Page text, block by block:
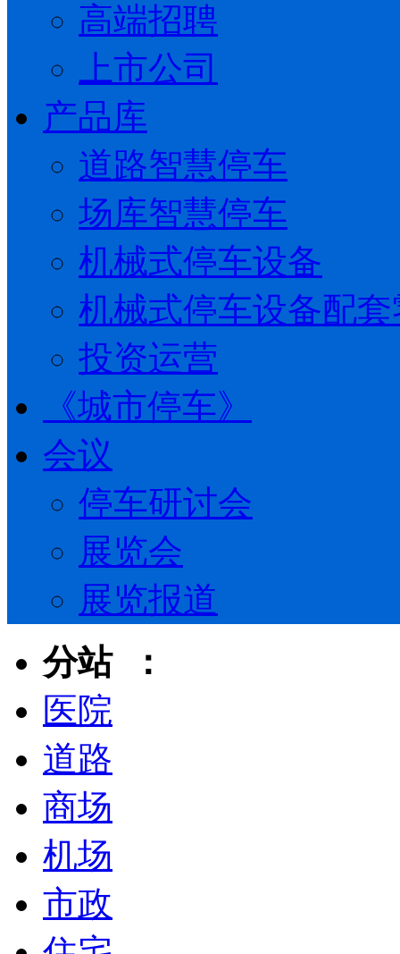
高端招聘
上市公司
产品库
道路智慧停车
场库智慧停车
机械式停车设备
机械式停车设备配
投资运营
《城市停车》
会议
停车研讨会
展览会
展览报道
分站 ：
医院
道路
商场
机场
市政